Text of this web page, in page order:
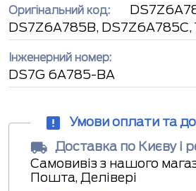
Оригінальний код:
DS7Z6A785B, DS7Z6A785C,
Інженерний номер:
DS7G 6A785-BA
Умови оплати та
Доставка по Києву і
Самовивіз з нашого
Пошта, Делівері